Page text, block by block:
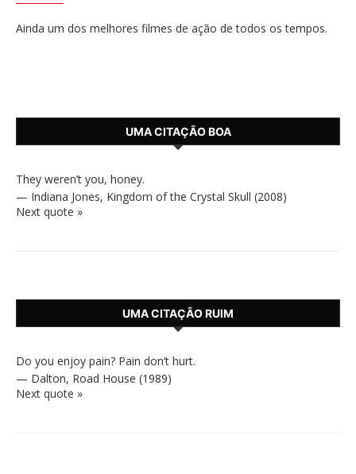
Ainda um dos melhores filmes de ação de todos os tempos.
UMA CITAÇÃO BOA
They weren’t you, honey.
— Indiana Jones, Kingdom of the Crystal Skull (2008)
Next quote »
UMA CITAÇÃO RUIM
Do you enjoy pain? Pain don’t hurt.
— Dalton, Road House (1989)
Next quote »